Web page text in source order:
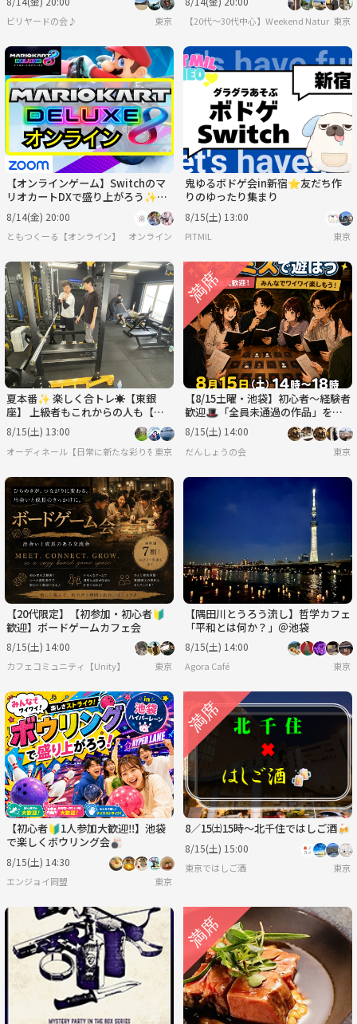
ビリヤードの会♪ 東京 【20代〜30代中心】Weekend Nature 東京
【オンラインゲーム】Switchのマ
リオカートDXで盛り上がろう✨
【🔰ゲーム初心者歓迎】
8/14(金) 20:00
ともつくーる【オンライン】 オンライン
鬼ゆるボドゲ会in新宿⭐友だち作
りのゆったり集まり
8/15(土) 13:00
PITMIL 東京
夏本番✨ 楽しく合トレ☀️【東銀
座】 上級者もこれからの人も【設
備◎2h】【＆少々ミット打ち🥊】
8/15(土) 13:00
オーディネール【日常に新たな彩りを/20代後半〜30代中心(40代少々)の集い】
東京
【8/15土曜・池袋】初心者〜経験者
歓迎🎩「全員未通過の作品」をそ
の場で選んで遊ぶマダミス会【前日
ｷｬﾝｾﾙ返金OK】
8/15(土) 14:00
だんしょうの会 東京
【20代限定】【初参加・初心者🔰
歓迎】ボードゲームカフェ会
8/15(土) 14:00
カフェコミュニティ【Unity】 東京
【隅田川とうろう流し】哲学カフェ
「平和とは何か？」＠池袋
8/15(土) 14:00
Agora Café 東京
【初心者🔰1人参加大歓迎‼️】池袋
で楽しくボウリング会🎳
8/15(土) 14:30
エンジョイ同盟 東京
8／15㈯15時〜北千住ではしご酒🍻
8/15(土) 15:00
東京ではしご酒 東京